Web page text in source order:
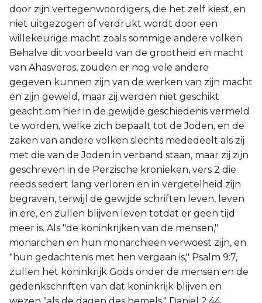
3 Johannes
Judas
Openbaring
door zijn vertegenwoordigers, die het zelf kiest, en
niet uitgezogen of verdrukt wordt door een
willekeurige macht zoals sommige andere volken.
Behalve dit voorbeeld van de grootheid en macht
van Ahasveros, zouden er nog vele andere
gegeven kunnen zijn van de werken van zijn macht
en zijn geweld, maar zij werden niet geschikt
geacht om hier in de gewijde geschiedenis vermeld
te worden, welke zich bepaalt tot de Joden, en de
zaken van andere volken slechts mededeelt als zij
met die van de Joden in verband staan, maar zij zijn
geschreven in de Perzische kronieken, vers 2 die
reeds sedert lang verloren en in vergetelheid zijn
begraven, terwijl de gewijde schriften leven, leven
in ere, en zullen blijven leven totdat er geen tijd
meer is. Als "de koninkrijken van de mensen,"
monarchen en hun monarchieën verwoest zijn, en
"hun gedachtenis met hen vergaan is," Psalm 9:7,
zullen het koninkrijk Gods onder de mensen en de
gedenkschriften van dat koninkrijk blijven en